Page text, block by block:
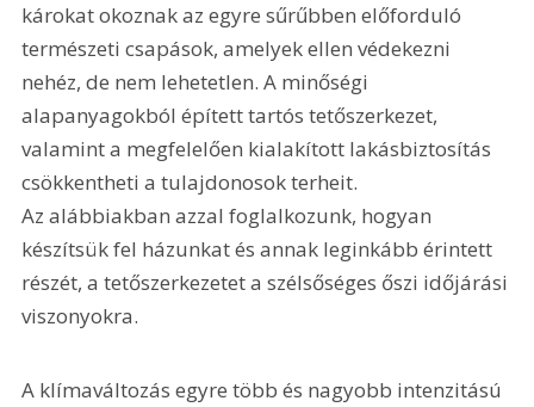
károkat okoznak az egyre sűrűbben előforduló
természeti csapások, amelyek ellen védekezni
nehéz, de nem lehetetlen. A minőségi
alapanyagokból épített tartós tetőszerkezet,
valamint a megfelelően kialakított lakásbiztosítás
csökkentheti a tulajdonosok terheit.
Az alábbiakban azzal foglalkozunk, hogyan
készítsük fel házunkat és annak leginkább érintett
részét, a tetőszerkezetet a szélsőséges őszi időjárási
viszonyokra.
A klímaváltozás egyre több és nagyobb intenzitású